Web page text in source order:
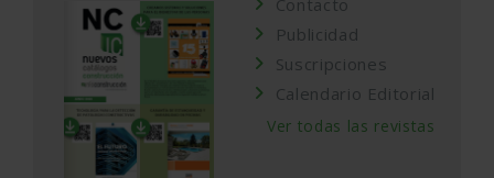
Contacto
Publicidad
Suscripciones
Calendario Editorial
Ver todas las revistas